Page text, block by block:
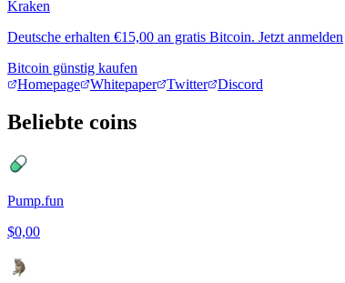
Kraken
Deutsche erhalten €15,00 an gratis Bitcoin. Jetzt anmelden
Bitcoin günstig kaufen
Homepage
Whitepaper Twitter Discord
Beliebte coins
Pump.fun
$0,00